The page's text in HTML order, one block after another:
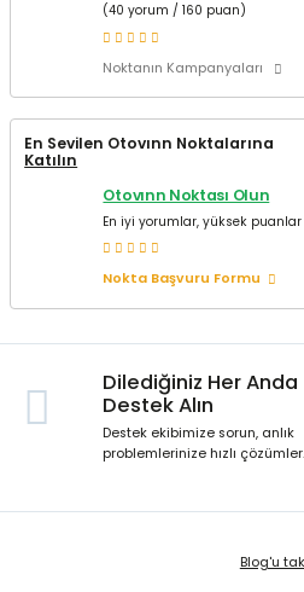
(40 yorum / 160 puan)
Noktanın Kampanyaları
En Sevilen Otovınn Noktalarına
Katılın
Otovınn Noktası Olun
En iyi yorumlar, yüksek puanlar
Nokta Başvuru Formu
Dilediğiniz Her Anda
Destek Alın
Destek ekibimize sorun, anlık
problemlerinize hızlı
Blog'u